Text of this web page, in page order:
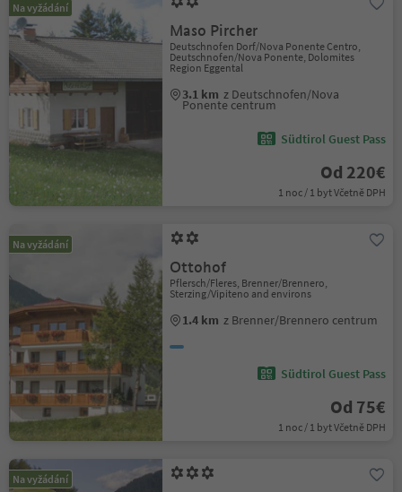
Na vyžádání
Maso Pircher
Deutschnofen Dorf/Nova Ponente Centro,
Deutschnofen/Nova Ponente, Dolomites
Region Eggental
3.1 km z Deutschnofen/Nova
Ponente centrum
Südtirol Guest Pass
Od 220€
1 noc / 1 byt Včetně DPH
Na vyžádání
Ottohof
Pflersch/Fleres, Brenner/Brennero,
Sterzing/Vipiteno and environs
1.4 km z Brenner/Brennero centrum
Südtirol Guest Pass
Od 75€
1 noc / 1 byt Včetně DPH
Na vyžádání